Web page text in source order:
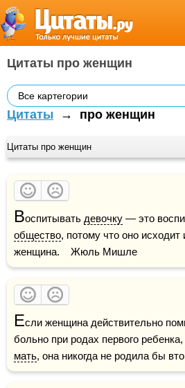
Цитаты про женщин
Все картегории
Цитаты → про женщин
Цитаты про женщин
Воспитывать девочку
общество, потому что оно исходит
женщина.    Жюль Мишле
Если женщина действительно
мать, она никогда не родила бы